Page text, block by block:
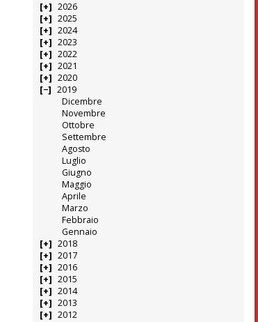
2026
2025
2024
2023
2022
2021
2020
2019
Dicembre
Novembre
Ottobre
Settembre
Agosto
Luglio
Giugno
Maggio
Aprile
Marzo
Febbraio
Gennaio
2018
2017
2016
2015
2014
2013
2012